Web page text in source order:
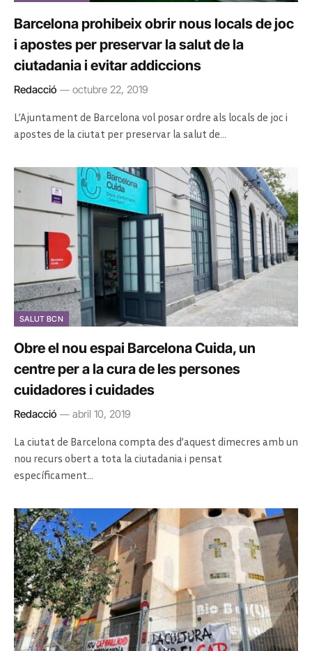
Barcelona prohibeix obrir nous locals de joc
i apostes per preservar la salut de la
ciutadania i evitar addiccions
Redacció octubre 22, 2019
L’Ajuntament de Barcelona vol posar ordre als locals de joc i
apostes de la ciutat per preservar la salut de…
SALUT BCN
Obre el nou espai Barcelona Cuida, un
centre per a la cura de les persones
cuidadores i cuidades
Redacció abril 10, 2019
La ciutat de Barcelona compta des d’aquest dimecres amb un
nou recurs obert a tota la ciutadania i pensat
específicament…